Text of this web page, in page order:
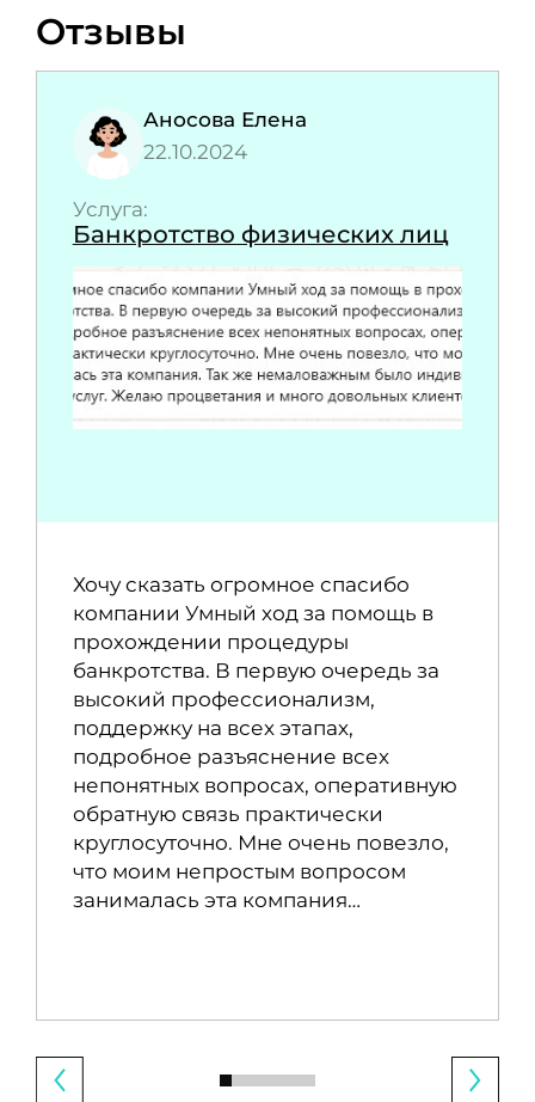
Отзывы
Аносова Елена
22.10.2024
Услуга:
Банкротство физических лиц
Хочу сказать огромное спасибо
компании Умный ход за помощь в
прохождении процедуры
банкротства. В первую очередь за
высокий профессионализм,
поддержку на всех этапах,
подробное разъяснение всех
непонятных вопросах, оперативную
обратную связь практически
круглосуточно. Мне очень повезло,
что моим непростым вопросом
занималась эта компания…